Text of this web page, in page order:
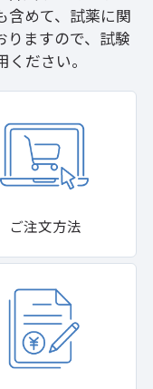
含めて、試薬に関
りますので、試験
ださい。
ご注文方法